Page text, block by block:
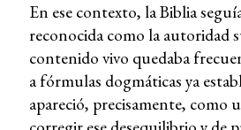
En ese contexto, la Biblia
reconocida como la autoridad
contenido vivo quedaba
a fórmulas dogmáticas ya
apareció, precisamente, como